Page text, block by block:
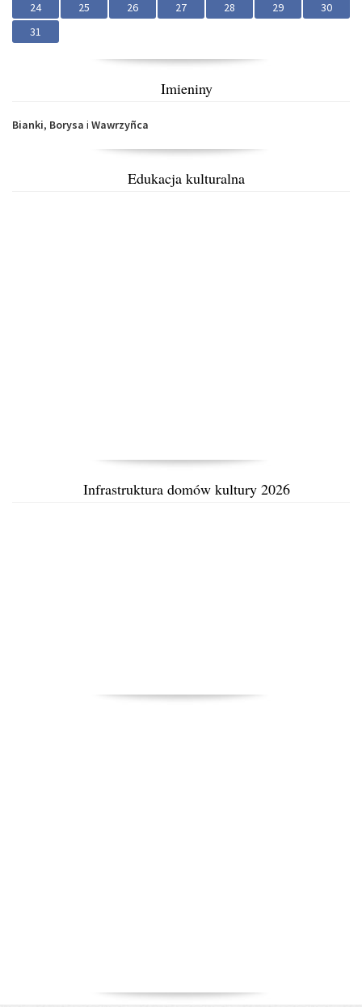
24
25 26 27 28 29
30
31
Imieniny
Bianki, Borysa i Wawrzyñca
Edukacja kulturalna
Infrastruktura domów kultury 2026